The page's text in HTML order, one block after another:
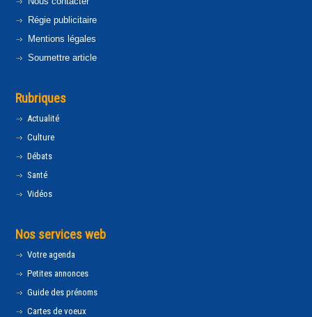
Régie publicitaire
Mentions légales
Soumettre article
Rubriques
Actualité
Culture
Débats
Santé
Vidéos
Nos services web
Votre agenda
Petites annonces
Guide des prénoms
Cartes de voeux